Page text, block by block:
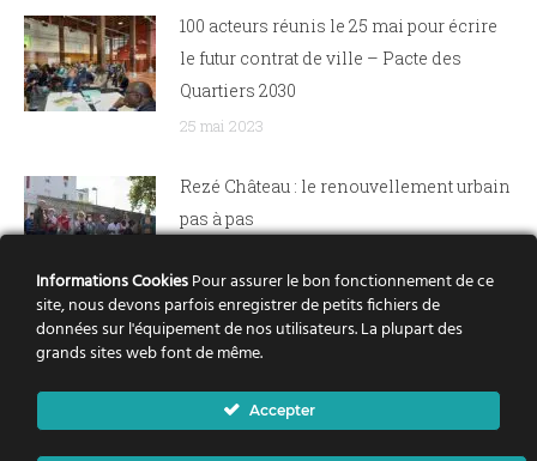
100 acteurs réunis le 25 mai pour écrire
le futur contrat de ville – Pacte des
Quartiers 2030
25 mai 2023
Rezé Château : le renouvellement urbain
pas à pas
Sur Nantes, un centre de vaccination
mobile pour être au plus proche des
habitants des quartiers.
15 septembre 2021
Informations CookiesPour assurer le bon fonctionnement de ce
site, nous devons parfois enregistrer de petits fichiers de
données sur l'équipement de nos utilisateurs. La plupart des
grands sites web font de même.
Accepter